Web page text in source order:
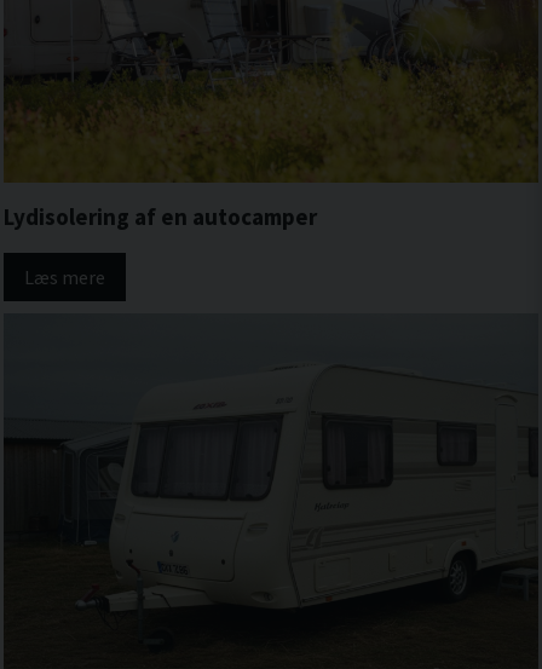
Lydisolering af en autocamper
Læs mere